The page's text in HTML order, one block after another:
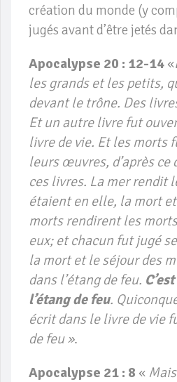
création du monde (y
jugés avant d’être jetés
Apocalypse 20 : 12-14 «
les grands et les petits,
devant le trône. Des
Et un autre livre fut
livre de vie. Et les morts
leurs œuvres, d’après
ces livres. La mer rendit
étaient en elle, la mort
morts rendirent les
eux; et chacun fut jugé
la mort et le séjour des
dans l’étang de feu.
l’étang de feu.
écrit dans le livre de vie
de feu ».
Apocalypse 21 : 8 «